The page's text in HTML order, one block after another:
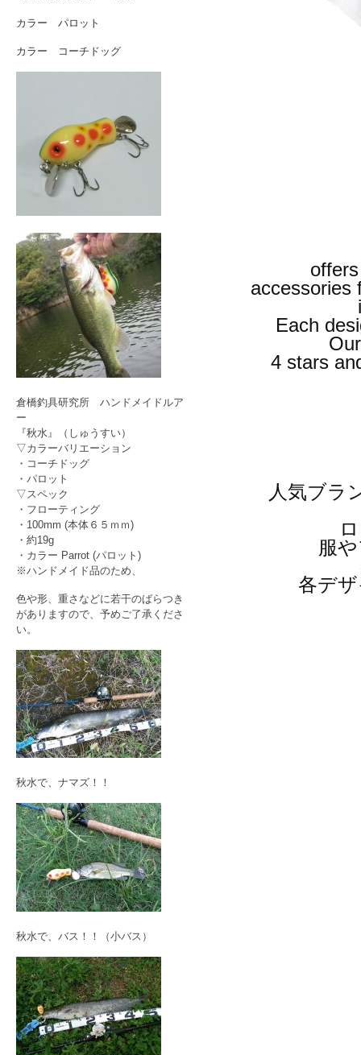
accessories
Each
4 stars
人気ブラ
服
各デ
カラー パロット
カラー コーチドッグ
倉橋釣具研究所 ハンドメイドルア
ー
『秋水』（しゅうすい）
▽カラーバリエーション
・コーチドッグ
・パロット
▽スペック
・フローティング
・100mm (本体６５ｍｍ)
・約19g
・カラー Parrot (パロット)
※ハンドメイド品のため、
色や形、重さなどに若干のばらつき
がありますので、予めご了承くださ
い。
秋水で、ナマズ！！
秋水で、バス！！（小バス）